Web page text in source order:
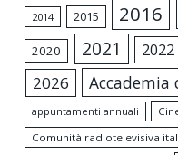
2014 2015 2016
2020 2021 2022
2026 Accademia
appuntamenti annuali
Comunità radiotelevisiva